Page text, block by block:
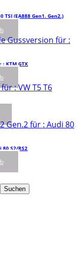
(EA888 Gen1. Gen2.)
KTM GTX
S2/RS2
Suchen